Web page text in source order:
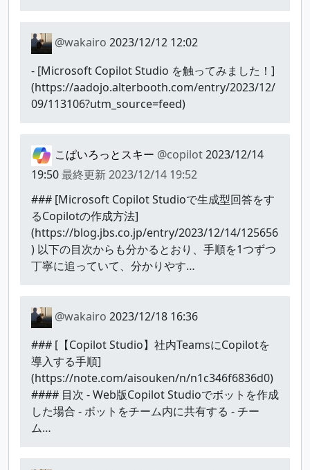
@wakairo 2023/12/12 12:02
- [Microsoft Copilot Studio を触ってみました！]
(https://aadojo.alterbooth.com/entry/2023/12/
09/113106?utm_source=feed)
こぱいろっとスキー @copilot2023/12/14
19:50最終更新2023/12/14 19:52
### [Microsoft Copilot Studioで生成型回答をす
るCopilotの作成方法]
(https://blog.jbs.co.jp/entry/2023/12/14/125656
) 以下の目次からも分かるとおり、手順を1つずつ
丁寧に追っていて、分かりやす…
@wakairo 2023/12/18 16:36
### [【Copilot Studio】社内TeamsにCopilotを
導入する手順]
(https://note.com/aisouken/n/n1c346f6836d0)
#### 目次 - Web版Copilot Studioでボットを作成
した場合 - ボットをチーム内に共有する - チー
ム…